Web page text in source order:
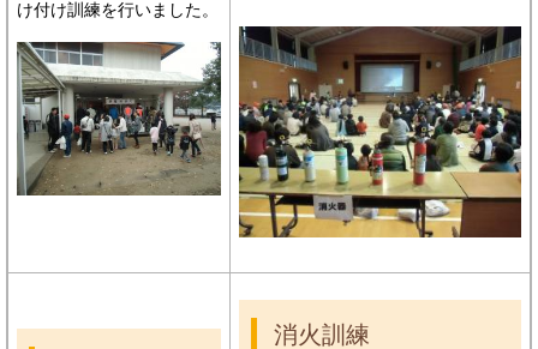
け付け訓練を行いました。
消火訓練